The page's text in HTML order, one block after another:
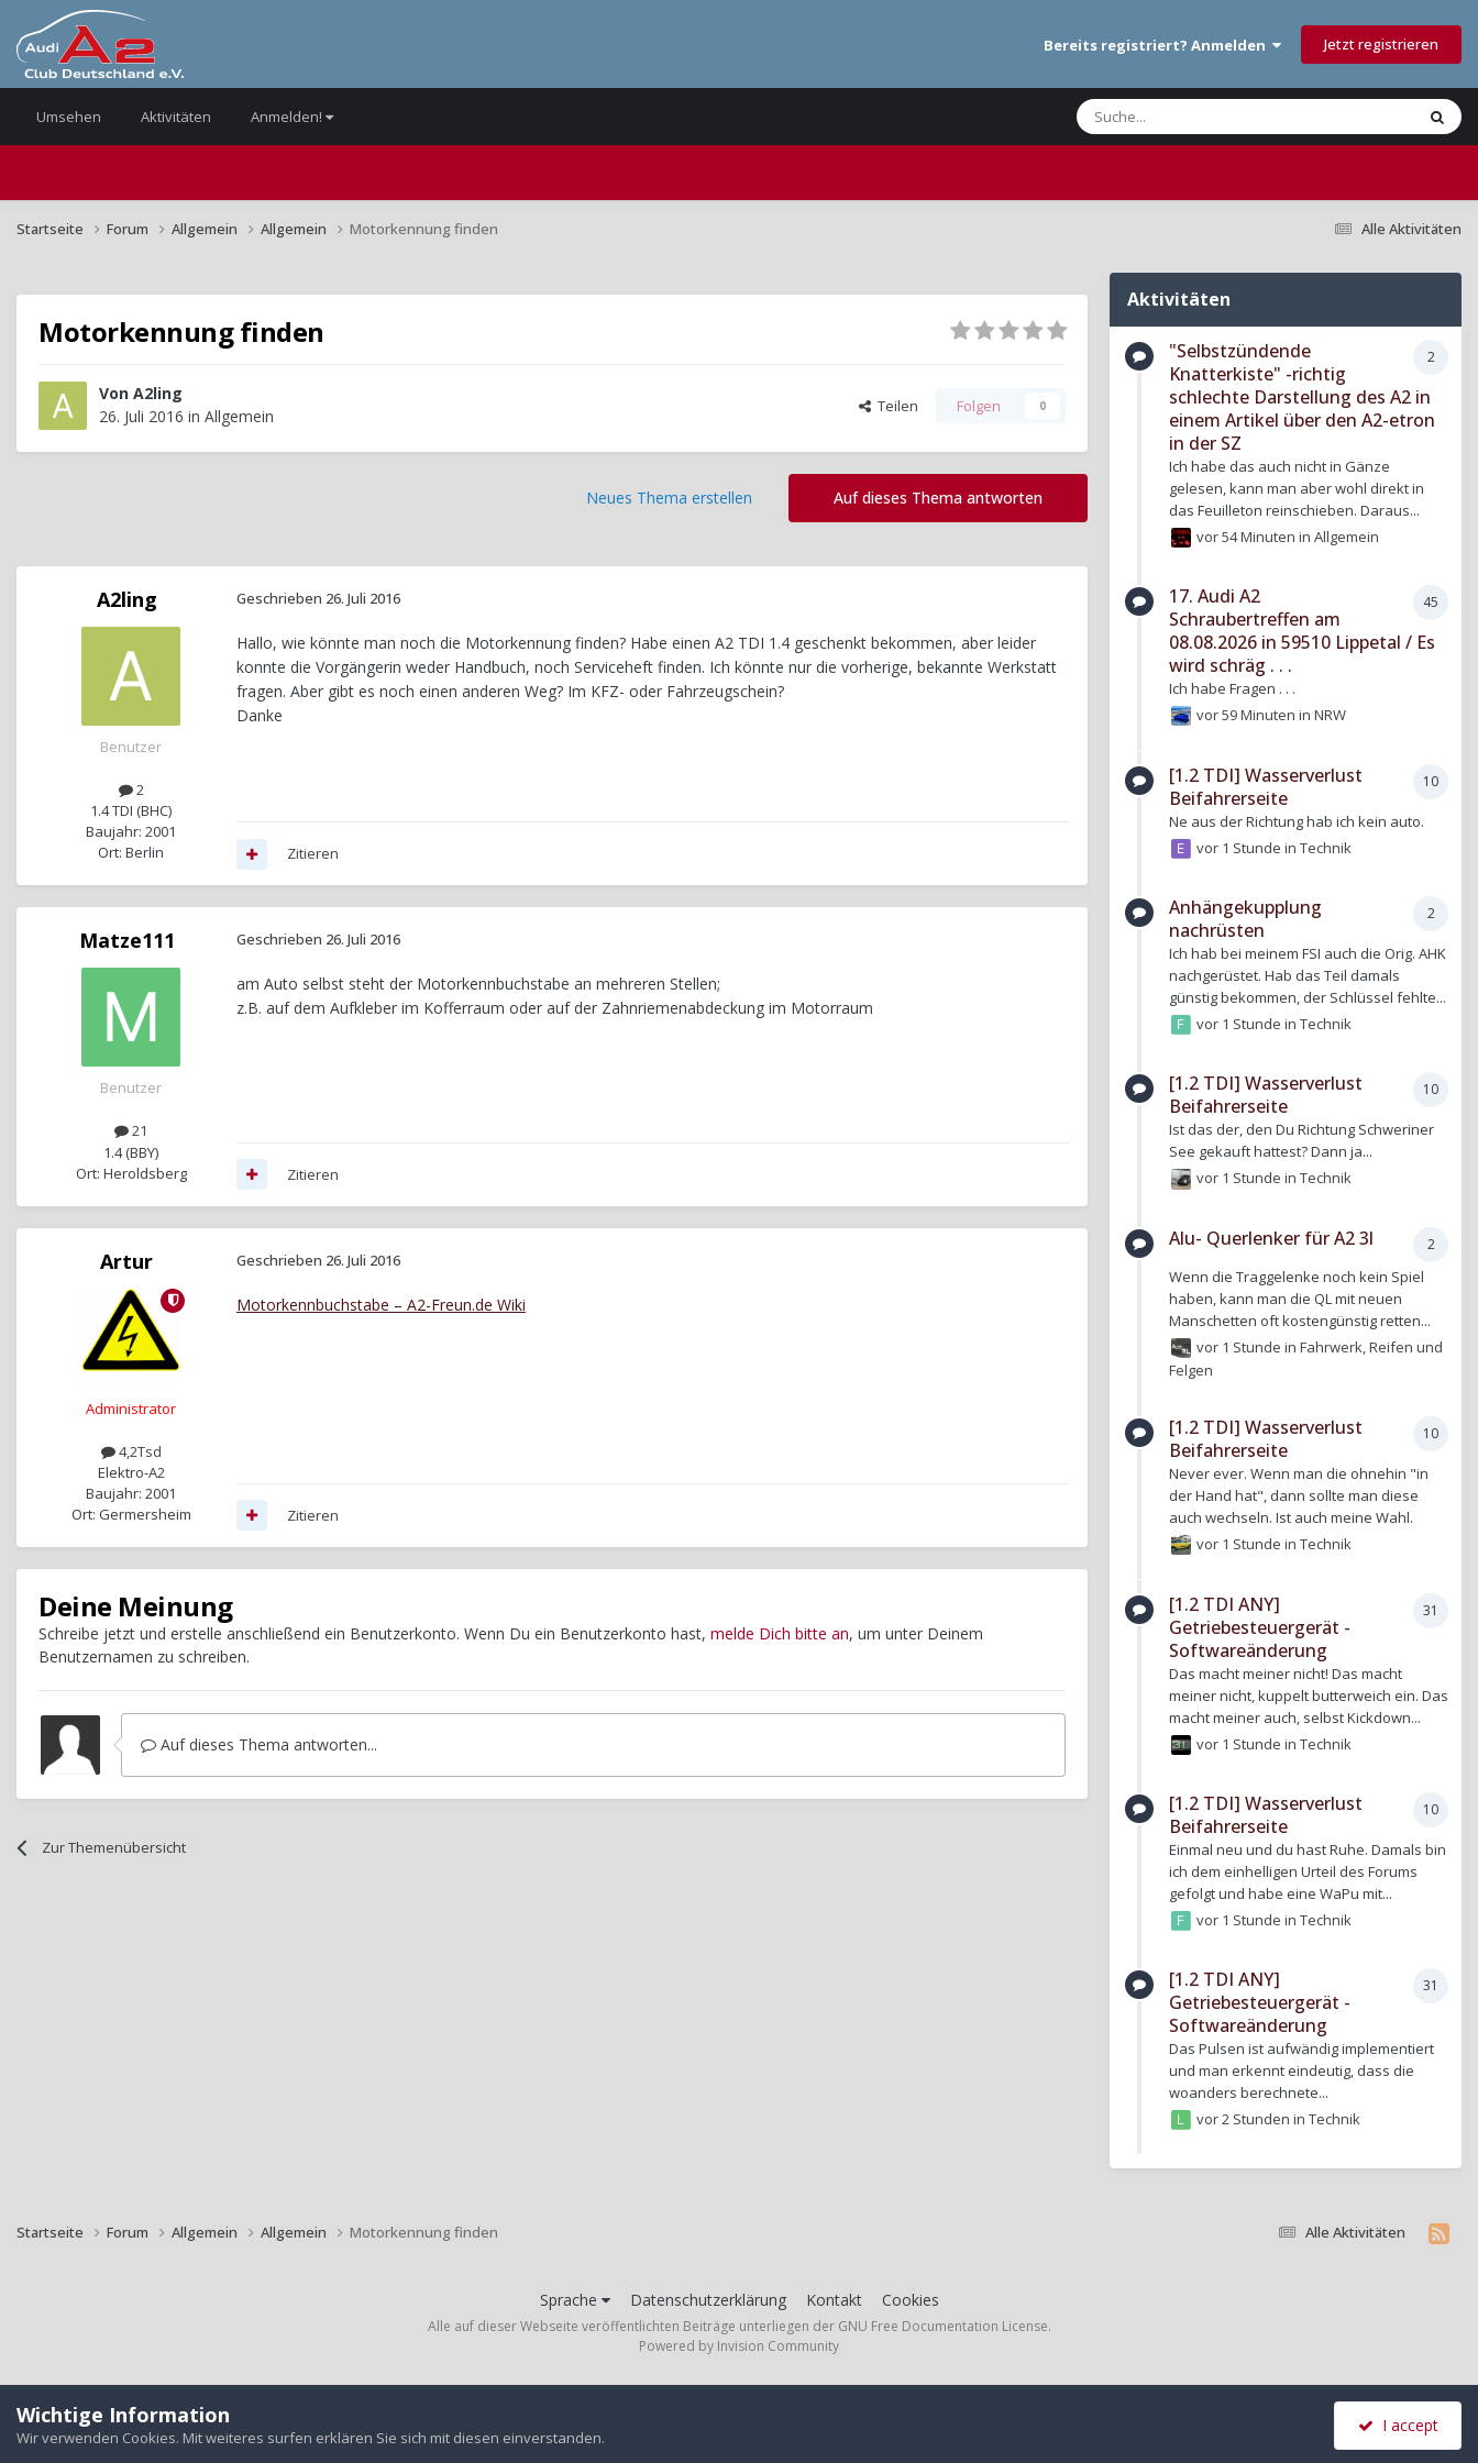
Bereits registriert? Anmelden Jetzt registrieren
Umsehen Aktivitäten Anmelden!
Alle Aktivitäten
Startseite Forum Allgemein Allgemein Motorkennung finden
Motorkennung finden
Von A2ling
26. Juli 2016 in Allgemein Teilen Folgen 0
Auf dieses Thema antworten
Neues Thema erstellen
A2ling
Benutzer
2
1.4 TDI (BHC)
Baujahr: 2001
Ort: Berlin
Geschrieben 26. Juli 2016
Hallo, wie könnte man noch die Motorkennung finden? Habe einen A2 TDI 1.4 geschenkt bekommen, aber leider
konnte die Vorgängerin weder Handbuch, noch Serviceheft finden. Ich könnte nur die vorherige, bekannte Werkstatt
fragen. Aber gibt es noch einen anderen Weg? Im KFZ- oder Fahrzeugschein?
Danke
Zitieren
Matze111
Benutzer
21
1.4 (BBY)
Ort: Heroldsberg
Geschrieben 26. Juli 2016
am Auto selbst steht der Motorkennbuchstabe an mehreren Stellen;
z.B. auf dem Aufkleber im Kofferraum oder auf der Zahnriemenabdeckung im Motorraum
Zitieren
Artur
Administrator
4,2Tsd
Elektro-A2
Baujahr: 2001
Ort: Germersheim
Geschrieben 26. Juli 2016
Motorkennbuchstabe – A2-Freun.de Wiki
Zitieren
Deine Meinung
Schreibe jetzt und erstelle anschließend ein Benutzerkonto. Wenn Du ein Benutzerkonto hast, melde Dich bitte an, um unter Deinem
Benutzernamen zu schreiben.
Auf dieses Thema antworten...
Zur Themenübersicht
Aktivitäten
2
"Selbstzündende
Knatterkiste" -richtig
schlechte Darstellung des A2 in
einem Artikel über den A2-etron
in der SZ
Ich habe das auch nicht in Gänze
gelesen, kann man aber wohl direkt in
das Feuilleton reinschieben. Daraus...
vor 54 MinuteninAllgemein
45
17. Audi A2
Schraubertreffen am
08.08.2026 in 59510 Lippetal / Es
wird schräg . . .
Ich habe Fragen . . .
vor 59 MinuteninNRW
10
[1.2 TDI] Wasserverlust
Beifahrerseite
Ne aus der Richtung hab ich kein auto.
vor 1 Stunde inTechnik
2
Anhängekupplung
nachrüsten
Ich hab bei meinem FSI auch die Orig. AHK
nachgerüstet. Hab das Teil damals
günstig bekommen, der Schlüssel fehlte...
vor 1 Stunde inTechnik
10
[1.2 TDI] Wasserverlust
Beifahrerseite
Ist das der, den Du Richtung Schweriner
See gekauft hattest? Dann ja...
vor 1 Stunde inTechnik
2
Alu- Querlenker für A2 3l
Wenn die Traggelenke noch kein Spiel
haben, kann man die QL mit neuen
Manschetten oft kostengünstig retten...
vor 1 Stunde inFahrwerk, Reifen und
Felgen
10
[1.2 TDI] Wasserverlust
Beifahrerseite
Never ever. Wenn man die ohnehin "in
der Hand hat", dann sollte man diese
auch wechseln. Ist auch meine Wahl.
vor 1 Stunde inTechnik
31
[1.2 TDI ANY]
Getriebesteuergerät -
Softwareänderung
Das macht meiner nicht! Das macht
meiner nicht, kuppelt butterweich ein. Das
macht meiner auch, selbst Kickdown...
vor 1 Stunde inTechnik
10
[1.2 TDI] Wasserverlust
Beifahrerseite
Einmal neu und du hast Ruhe. Damals bin
ich dem einhelligen Urteil des Forums
gefolgt und habe eine WaPu mit...
vor 1 Stunde inTechnik
31
[1.2 TDI ANY]
Getriebesteuergerät -
Softwareänderung
Das Pulsen ist aufwändig implementiert
und man erkennt eindeutig, dass die
woanders berechnete...
vor 2 Stunden inTechnik
Alle Aktivitäten
Startseite Forum Allgemein Allgemein Motorkennung finden
Sprache Datenschutzerklärung Kontakt Cookies
Alle auf dieser Webseite veröffentlichten Beiträge unterliegen der GNU Free Documentation License.
Powered by Invision Community
Wichtige Information
Wir verwenden Cookies. Mit weiteres surfen erklären Sie sich mit diesen einverstanden.
I accept